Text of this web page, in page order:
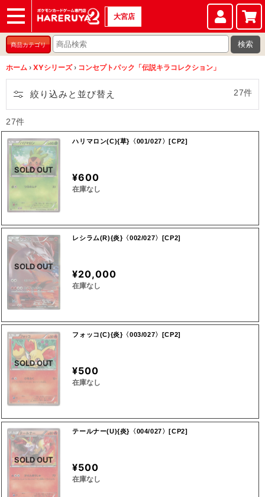
ショップ
店頭買取
店舗
イベント
大宮店
商品カテゴリ 検索
ホーム › XYシリーズ › コンセプトパック「伝説キラコレクション」
絞り込みと並び替え 27件
27件
SOLD OUT
ハリマロン(C){草}〈001/027〉[CP2]
¥600
在庫なし
SOLD OUT
レシラム(R){炎}〈002/027〉[CP2]
¥20,000
在庫なし
SOLD OUT
フォッコ(C){炎}〈003/027〉[CP2]
¥500
在庫なし
SOLD OUT
テールナー(U){炎}〈004/027〉[CP2]
¥500
在庫なし